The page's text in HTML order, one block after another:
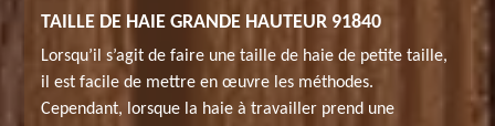
TAILLE DE HAIE GRANDE HAUTEUR 91840
Lorsqu’il s’agit de faire une taille de haie de petite taille,
il est facile de mettre en œuvre les méthodes.
Cependant, lorsque la haie à travailler prend une